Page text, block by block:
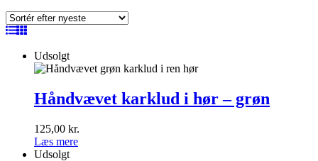
Udsolgt
karklud
i
–
grøn
Håndvævet karklud i hør – grøn
125,00 kr.
Læs mere
Udsolgt